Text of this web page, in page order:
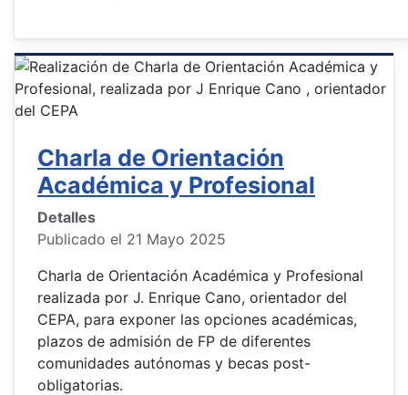
Charla de Orientación
Académica y Profesional
Detalles
Publicado el 21 Mayo 2025
Charla de Orientación Académica y Profesional
realizada por J. Enrique Cano, orientador del
CEPA, para exponer las opciones académicas,
plazos de admisión de FP de diferentes
comunidades autónomas y becas post-
obligatorias.